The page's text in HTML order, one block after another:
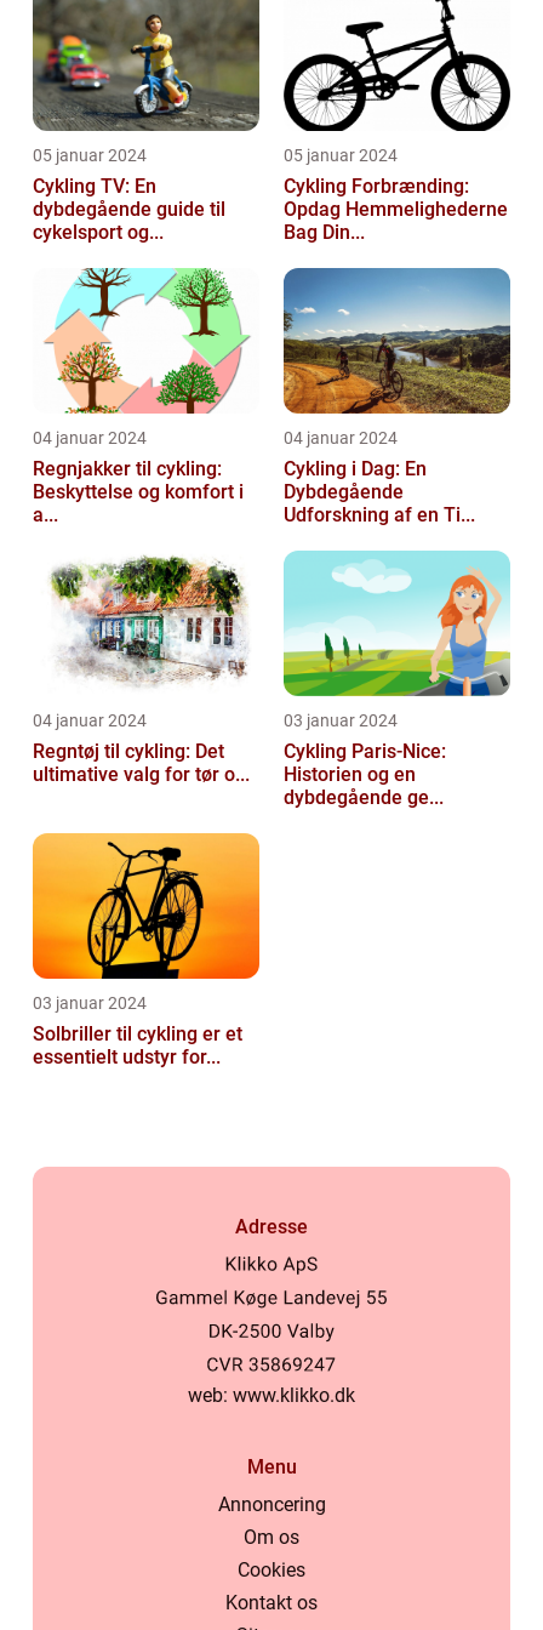
05 januar 2024
Cykling TV: En
dybdegående guide til
cykelsport og...
05 januar 2024
Cykling Forbrænding:
Opdag Hemmelighederne
Bag Din...
04 januar 2024
Regnjakker til cykling:
Beskyttelse og komfort i
a...
04 januar 2024
Cykling i Dag: En
Dybdegående
Udforskning af en Ti...
04 januar 2024
Regntøj til cykling: Det
ultimative valg for tør o...
03 januar 2024
Cykling Paris-Nice:
Historien og en
dybdegående ge...
03 januar 2024
Solbriller til cykling er et
essentielt udstyr for...
Adresse
web: www.klikko.dk
Menu
Annoncering
Om os
Cookies
Kontakt os